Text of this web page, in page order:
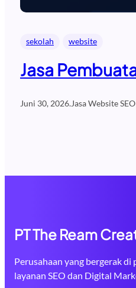
sekolah website
Jasa
Juni 30, 2026.Jasa Website SEO
PT The Ream
Perusahaan yang bergerak
layanan SEO dan Digital